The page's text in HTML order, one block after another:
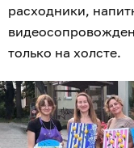
расходники,
только на холсте.